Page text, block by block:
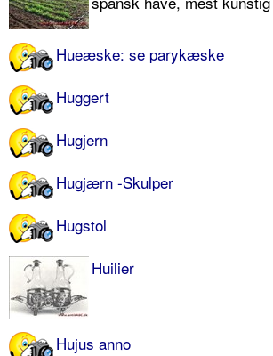
Hueæske: se parykæske
Huggert
Hugjern
Hugjærn -Skulper
Hugstol
Huilier
Hujus anno